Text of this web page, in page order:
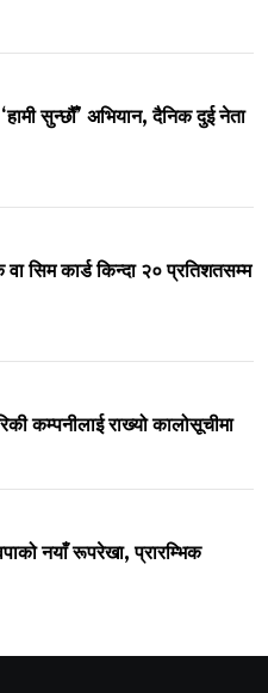
सुन्छौँ’ अभियान, दैनिक दुई नेता
सिम कार्ड किन्दा २० प्रतिशतसम्म
कम्पनीलाई राख्यो कालोसूचीमा
नयाँ रूपरेखा, प्रारम्भिक